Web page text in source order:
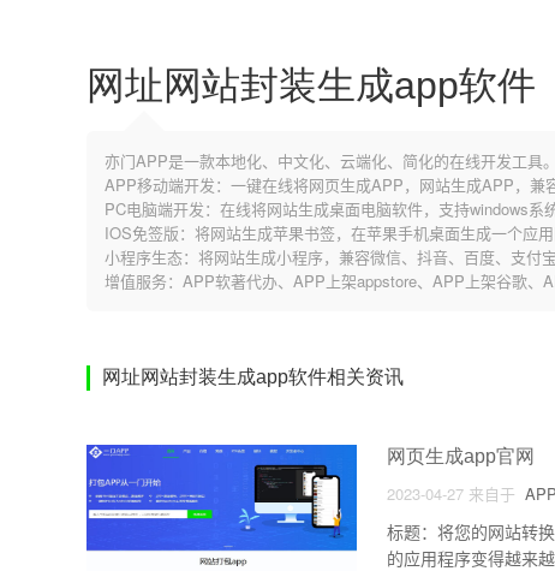
网址网站封装生成app软件
亦门APP是一款本地化、中文化、云端化、简化的在线开发工具。
APP移动端开发：一键在线将网页生成APP，网站生成APP，兼
PC电脑端开发：在线将网站生成桌面电脑软件，支持windows系
IOS免签版：将网站生成苹果书签，在苹果手机桌面生成一个应
小程序生态：将网站生成小程序，兼容微信、抖音、百度、支付
增值服务：APP软著代办、APP上架appstore、APP上架谷歌、
网址网站封装生成app软件相关资讯
网页生成app官网
2023-04-27 来自于
标题：将您的网站转
的应用程序变得越来